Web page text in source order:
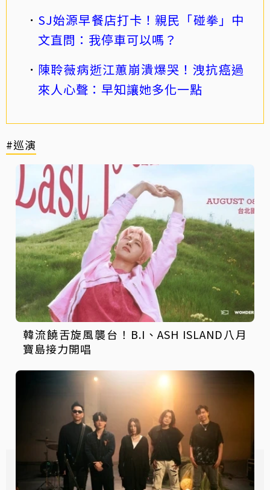
SJ始源早餐店打卡！親民「碰拳」中
文直問：我停車可以嗎？
陳聆薇病逝江蕙崩潰爆哭！洩抗癌過
來人心聲：早知讓她多化一點
#巡演
韓流饒舌旋風襲台！B.I、ASH ISLAND八月
寶島接力開唱